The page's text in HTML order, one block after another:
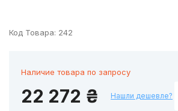
Код Товара: 242
Наличие товара по запросу
22 272 ₴ Нашли дешевле?